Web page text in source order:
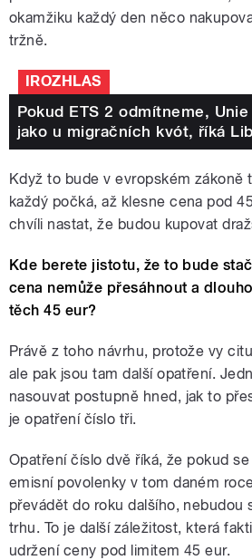
okamžiku každý den něco
tržně.
IROZHLAS
Pokud ETS 2 odmítneme,
jako u migračních kvót, říká
Když to bude v evropském zákoně
každý počká, až klesne cena pod
chvíli nastat, že budou kupovat
Kde berete jistotu, že to bude
cena nemůže přesáhnout a
těch 45 eur?
Právě z toho návrhu, protože vy
ale pak jsou tam další opatření.
nasouvat postupně hned, jak to
je opatření číslo tři.
Opatření číslo dvě říká, že pokud
emisní povolenky v tom daném
převádět do roku dalšího, nebudou
trhu. To je další záležitost, která
udržení ceny pod limitem 45 eur.